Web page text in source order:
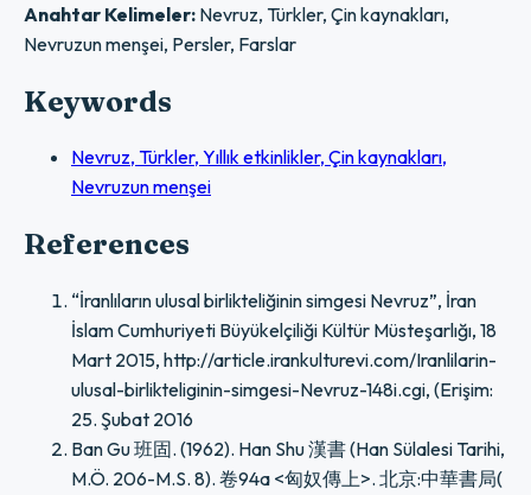
Anahtar Kelimeler: Nevruz, Türkler, Çin kaynakları,
Nevruzun menşei, Persler, Farslar
Keywords
Nevruz, Türkler, Yıllık etkinlikler, Çin kaynakları,
Nevruzun menşei
References
“İranlıların ulusal birlikteliğinin simgesi Nevruz”, İran
İslam Cumhuriyeti Büyükelçiliği Kültür Müsteşarlığı, 18
Mart 2015, http://article.irankulturevi.com/Iranlilarin-
ulusal-birlikteliginin-simgesi-Nevruz-148i.cgi, (Erişim:
25. Şubat 2016
Ban Gu 班固. (1962). Han Shu 漢書 (Han Sülalesi Tarihi,
M.Ö. 206-M.S. 8). 卷94a <匈奴傳上>. 北京:中華書局(